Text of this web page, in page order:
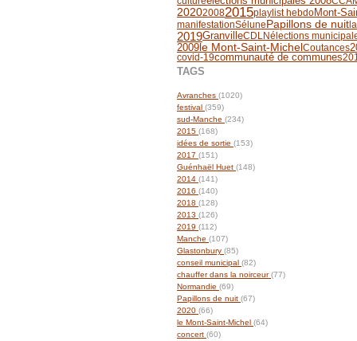
202020082015playlist hebdoMont-
manifestationSélune Papillons de nuit
2019GranvilleCDLNélections
2009 le Mont-Saint-Michel Coutances
covid-19communauté de communes
TAGS
Avranches (1020)
festival (359)
sud-Manche (234)
2015 (168)
idées de sortie (153)
2017 (151)
Guénhaël Huet (148)
2014 (141)
2016 (140)
2018 (128)
2013 (126)
2019 (112)
Manche (107)
Glastonbury (85)
conseil municipal (82)
chauffer dans la noirceur(77)
Normandie (69)
Papillons de nuit (67)
2020 (66)
le Mont-Saint-Michel (64)
concert (60)